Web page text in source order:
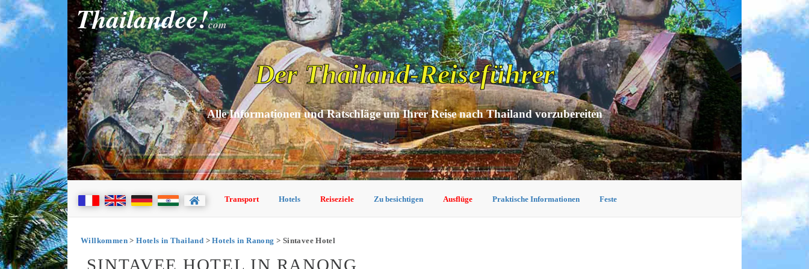
Thailandee!com
Der Thailand-Reiseführer
Alle Informationen und Ratschläge um Ihrer Reise nach Thailand vorzubereiten
Transport Hotels Reiseziele Zu besichtigen Ausflüge Praktische Informationen Feste
Willkommen>Hotels in Thailand >Hotels in Ranong > Sintavee Hotel
SINTAVEE HOTEL IN RANONG